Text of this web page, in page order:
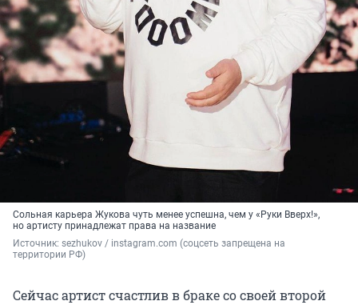
Сольная карьера Жукова чуть менее успешна, чем у «Руки Вверх!»,
но артисту принадлежат права на название
Источник: sezhukov / instagram.com (соцсеть запрещена на
территории РФ)
Сейчас артист счастлив в браке со своей второй